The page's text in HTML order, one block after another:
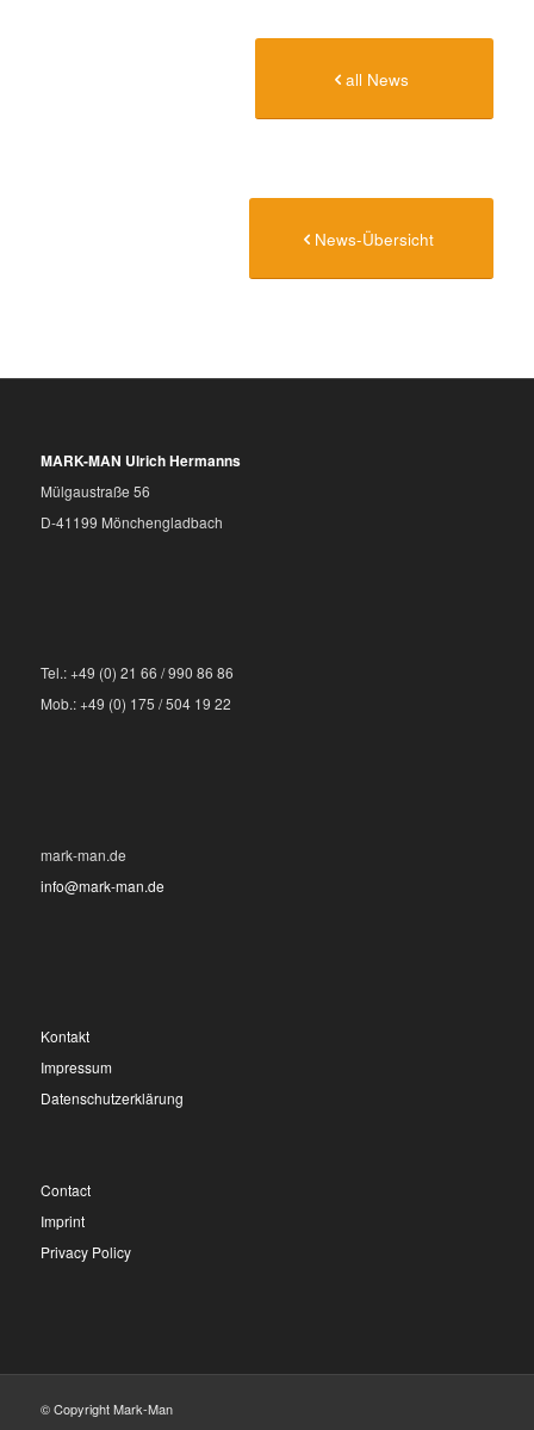
all News
News-Übersicht
MARK-MAN Ulrich Hermanns
Mülgaustraße 56
D-41199 Mönchengladbach
Tel.: +49 (0) 21 66 / 990 86 86
Mob.: +49 (0) 175 / 504 19 22
mark-man.de
info@mark-man.de
Kontakt
Impressum
Datenschutzerklärung
Contact
Imprint
Privacy Policy
© Copyright Mark-Man